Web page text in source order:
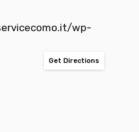
wp-
Get Directions